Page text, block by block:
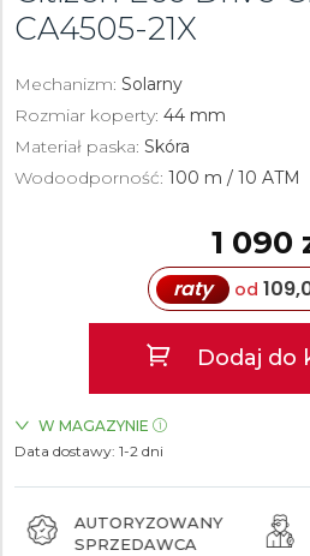
CA4505-21X
Mechanizm: Solarny
Rozmiar koperty: 44 mm
Materiał paska: Skóra
Wodoodporność: 100 m / 10 ATM
1 090
raty od
Dodaj do
W MAGAZYNIE
ZEGARKI.PL Sky Tower Wrocław
Data dostawy: 1-2 dni
AUTORYZOWANY
SPRZEDAWCA